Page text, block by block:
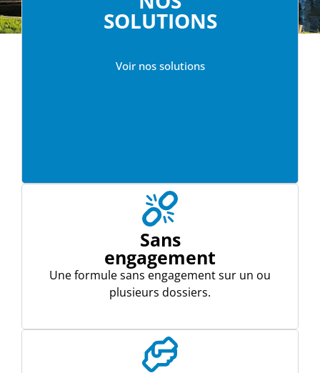
SOLUTIONS
Voir nos solutions
Sans
engagement
Une formule sans engagement sur un ou
plusieurs dossiers.